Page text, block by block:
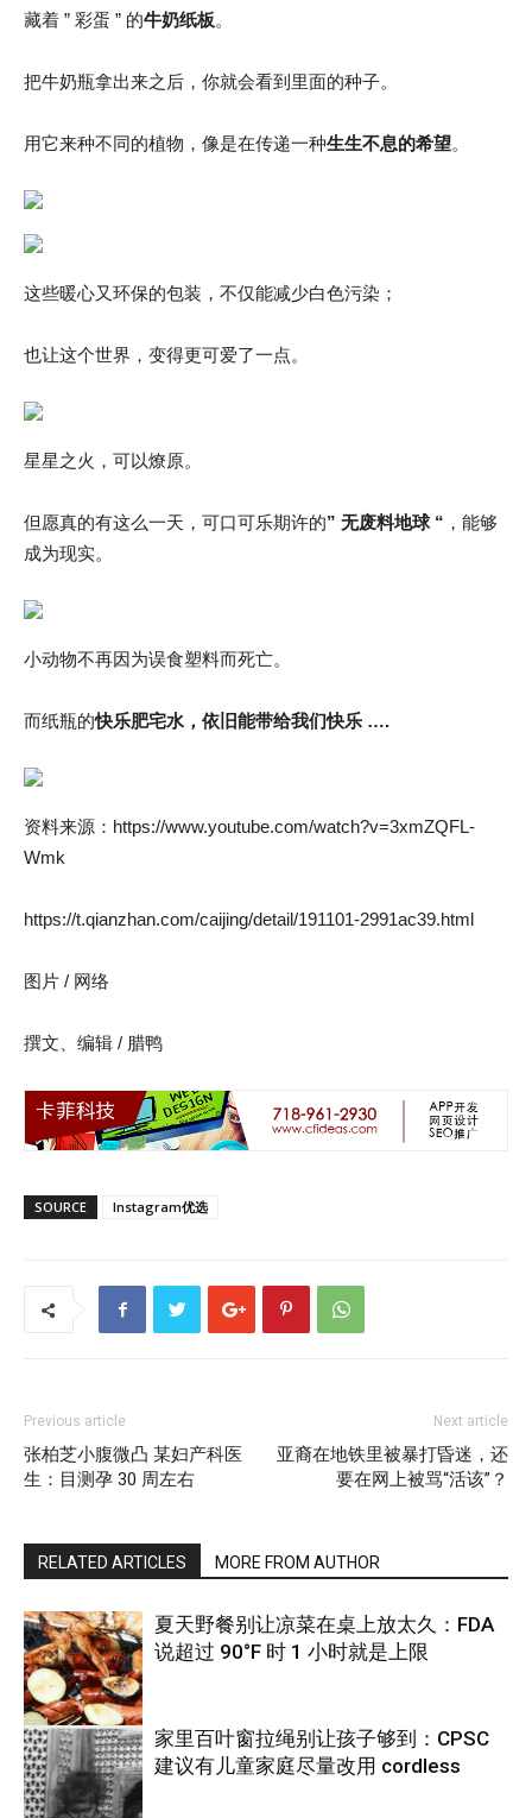
藏着 ” 彩蛋 ” 的牛奶纸板。
把牛奶瓶拿出来之后，你就会看到里面的种子。
用它来种不同的植物，像是在传递一种生生不息的希望。
这些暖心又环保的包装，不仅能减少白色污染；
也让这个世界，变得更可爱了一点。
星星之火，可以燎原。
但愿真的有这么一天，可口可乐期许的” 无废料地球 “ ，能够
成为现实。
小动物不再因为误食塑料而死亡。
而纸瓶的快乐肥宅水，依旧能带给我们快乐 ….
资料来源：https://www.youtube.com/watch?v=3xmZQFL-
Wmk
https://t.qianzhan.com/caijing/detail/191101-2991ac39.html
图片 / 网络
撰文、编辑 / 腊鸭
SOURCE Instagram优选
Previous article
张柏芝小腹微凸 某妇产科医
生：目测孕 30 周左右
Next article
亚裔在地铁里被暴打昏迷，还
要在网上被骂“活该”？
RELATED ARTICLES MORE FROM AUTHOR
热点
夏天野餐别让凉菜在桌上放太久：FDA
说超过 90°F 时 1 小时就是上限
家里百叶窗拉绳别让孩子够到：CPSC
建议有儿童家庭尽量改用 cordless